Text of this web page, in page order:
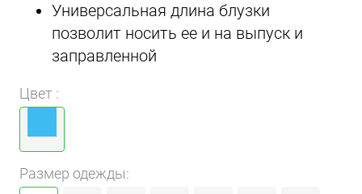
Универсальная длина блузки
позволит носить ее и на выпуск и
заправленной
Цвет :
Размер одежды: